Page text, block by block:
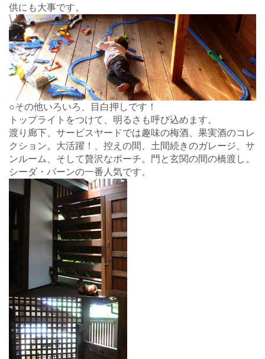
供にも大事です。
○その他いろいろ、目白押しです！
トップライトをつけて、明るさも呼び込めます。
渡り廊下、サービスヤードでは趣味の梅酒、果実酒のコレ
クション。大活躍！、控えの間、土間続きのガレージ、サ
ンルーム、そして贅沢なポーチ。門と玄関の間の橋渡し。
シーダ・バーンの一番人気です。